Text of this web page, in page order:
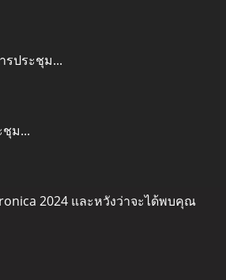
รประชุม...
ม...
2024 และหวังว่าจะได้พบคุณ